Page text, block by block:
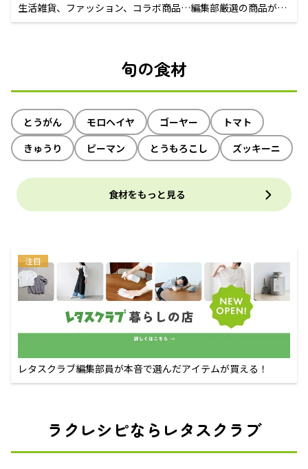
生活雑貨、ファッション、コラボ商品…編集部厳選の商品が買
えるECサイト
旬の食材
とうがん モロヘイヤ ゴーヤー
トマト
きゅうり
ピーマン とうもろこし ズッキーニ
食材をもっと見る
注目
レタスクラブ編集部員が本音で選んだアイテムが買える！
ラクレシピならレタスクラブ